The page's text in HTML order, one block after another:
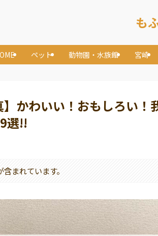
も
ペット 動物園・水族館 宮崎
】かわいい！おもしろい
選!!
まれています。